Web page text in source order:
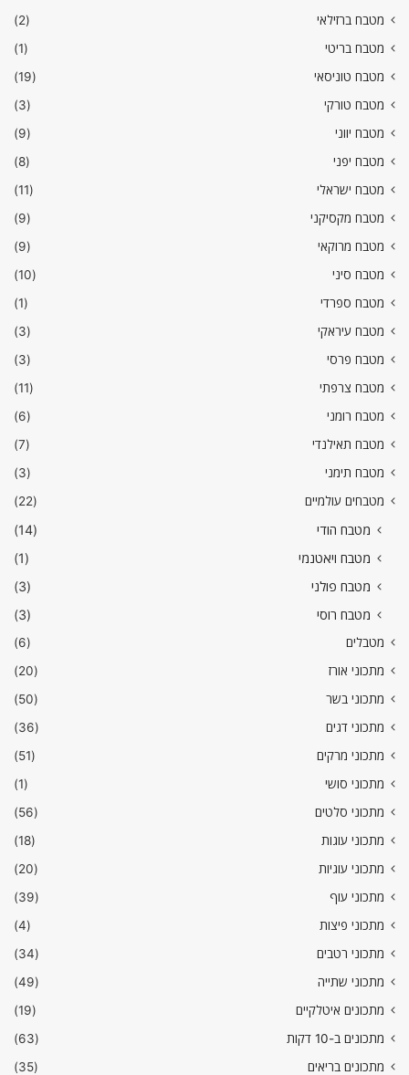
מטבח ברזילאי
(2)
מטבח בריטי
(1)
מטבח טוניסאי
(19)
מטבח טורקי
(3)
מטבח יווני
(9)
מטבח יפני
(8)
מטבח ישראלי
(11)
מטבח מקסיקני
(9)
מטבח מרוקאי
(9)
מטבח סיני
(10)
מטבח ספרדי
(1)
מטבח עיראקי
(3)
מטבח פרסי
(3)
מטבח צרפתי
(11)
מטבח רומני
(6)
מטבח תאילנדי
(7)
מטבח תימני
(3)
מטבחים עולמיים
(22)
מטבח הודי
(14)
מטבח ויאטנמי
(1)
מטבח פולני
(3)
מטבח רוסי
(3)
מטבלים
(6)
מתכוני אורז
(20)
מתכוני בשר
(50)
מתכוני דגים
(36)
מתכוני מרקים
(51)
מתכוני סושי
(1)
מתכוני סלטים
(56)
מתכוני עוגות
(18)
מתכוני עוגיות
(20)
מתכוני עוף
(39)
מתכוני פיצות
(4)
מתכוני רטבים
(34)
מתכוני שתייה
(49)
מתכונים איטלקיים
(19)
מתכונים ב-10 דקות
(63)
מתכונים בריאים
(35)